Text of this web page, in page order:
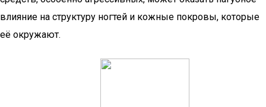
влияние на структуру ногтей и кожные покровы, которые
её окружают.